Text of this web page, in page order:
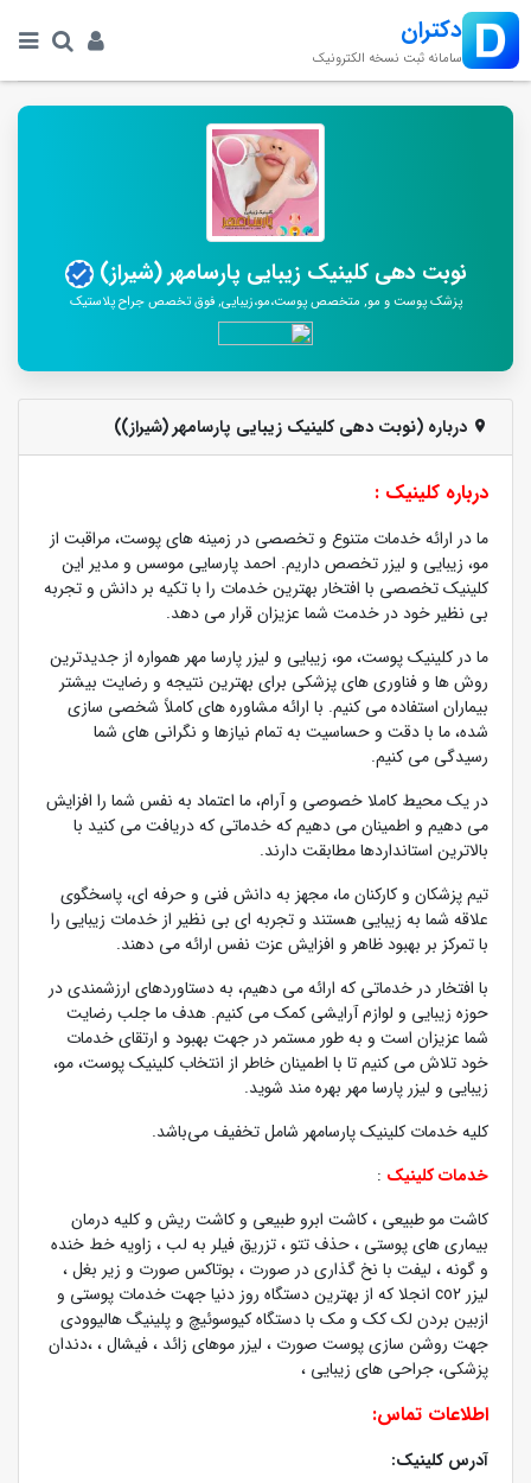
دکتران
سامانه ثبت نسخه الکترونیک
نوبت دهی کلینیک زیبایی پارسامهر (شیراز)
پزشک پوست و مو, متخصص پوست،مو،زیبایی, فوق تخصص جراح پلاستیک
درباره (نوبت دهی کلینیک زیبایی پارسامهر (شیراز))
درباره کلینیک :
ما در ارائه خدمات متنوع و تخصصی در زمینه های پوست، مراقبت از
مو، زیبایی و لیزر تخصص داریم. احمد پارسایی موسس و مدیر این
کلینیک تخصصی با افتخار بهترین خدمات را با تکیه بر دانش و تجربه
بی نظیر خود در خدمت شما عزیزان قرار می دهد.
ما در کلینیک پوست، مو، زیبایی و لیزر پارسا مهر همواره از جدیدترین
روش ها و فناوری های پزشکی برای بهترین نتیجه و رضایت بیشتر
بیماران استفاده می کنیم. با ارائه مشاوره های کاملاً شخصی سازی
شده، ما با دقت و حساسیت به تمام نیازها و نگرانی های شما
رسیدگی می کنیم.
در یک محیط کاملا خصوصی و آرام، ما اعتماد به نفس شما را افزایش
می دهیم و اطمینان می دهیم که خدماتی که دریافت می کنید با
بالاترین استانداردها مطابقت دارند.
تیم پزشکان و کارکنان ما، مجهز به دانش فنی و حرفه ای، پاسخگوی
علاقه شما به زیبایی هستند و تجربه ای بی نظیر از خدمات زیبایی را
با تمرکز بر بهبود ظاهر و افزایش عزت نفس ارائه می دهند.
با افتخار در خدماتی که ارائه می دهیم، به دستاوردهای ارزشمندی در
حوزه زیبایی و لوازم آرایشی کمک می کنیم. هدف ما جلب رضایت
شما عزیزان است و به طور مستمر در جهت بهبود و ارتقای خدمات
خود تلاش می کنیم تا با اطمینان خاطر از انتخاب کلینیک پوست، مو،
زیبایی و لیزر پارسا مهر بهره مند شوید.
کلیه خدمات کلینیک پارسامهر شامل تخفیف می‌باشد.
خدمات کلینیک :
کاشت مو طبیعی ، کاشت ابرو طبیعی و کاشت ریش و کلیه درمان
بیماری های پوستی ، حذف تتو ، تزریق فیلر به لب ، زاویه خط خنده
و گونه ، لیفت با نخ گذاری در صورت ، بوتاکس صورت و زیر بغل ،
لیزر co2 انجلا که از بهترین دستگاه روز دنیا جهت خدمات پوستی و
ازبین بردن لک کک و مک با دستگاه کیوسوئیچ و پلینیگ هالیوودی
جهت روشن سازی پوست صورت ، لیزر موهای زائد ، فیشال ، ،دندان
پزشکی، جراحی های زیبایی ،
اطلاعات تماس:
آدرس کلینیک: